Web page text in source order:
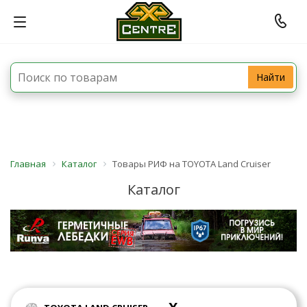
Найти
Главная Каталог Товары РИФ на TOYOTA Land Cruiser
Каталог